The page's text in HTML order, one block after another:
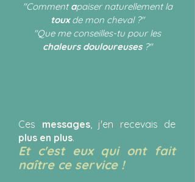
"Commentapaiser naturellement la
touxde mon cheval ?"
"Que me conseilles-tu pour les
chaleurs douloureuses?"
Ces messages, j'en recevais de
plus en plus.
Et c'est eux qui ont fait
naître ce service !